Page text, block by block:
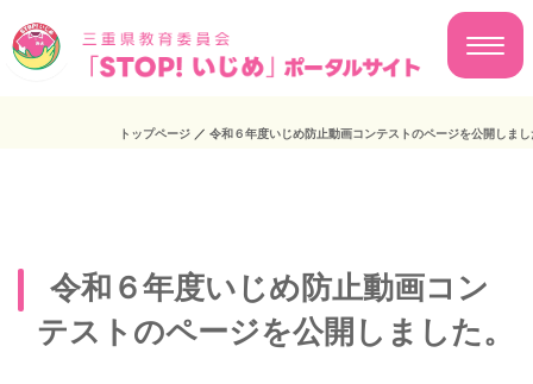
トップページ ／ 令和６年度いじめ防止動画コンテストのページを公開しまし
令和６年度いじめ防止動画コン
テストのページを公開しました。